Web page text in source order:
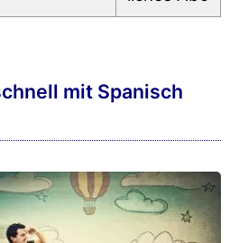
mit Spanisch